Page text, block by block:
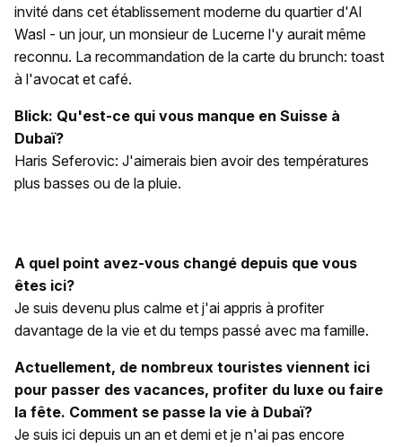
invité dans cet établissement moderne du quartier d'Al
Wasl - un jour, un monsieur de Lucerne l'y aurait même
reconnu. La recommandation de la carte du brunch: toast
à l'avocat et café.
Blick: Qu'est-ce qui vous manque en Suisse à
Dubaï?
Haris Seferovic: J'aimerais bien avoir des températures
plus basses ou de la pluie.
A quel point avez-vous changé depuis que vous
êtes ici?
Je suis devenu plus calme et j'ai appris à profiter
davantage de la vie et du temps passé avec ma famille.
Actuellement, de nombreux touristes viennent ici
pour passer des vacances, profiter du luxe ou faire
la fête. Comment se passe la vie à Dubaï?
Je suis ici depuis un an et demi et je n'ai pas encore